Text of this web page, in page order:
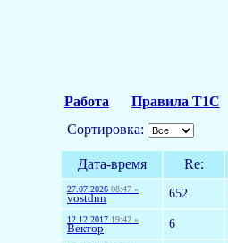
Работа Правила Т1С
Сортировка:
Дата-время Re:
27.07.2026 08:47 »
vostdnn 652
12.12.2017 19:42 »
Вектор 6